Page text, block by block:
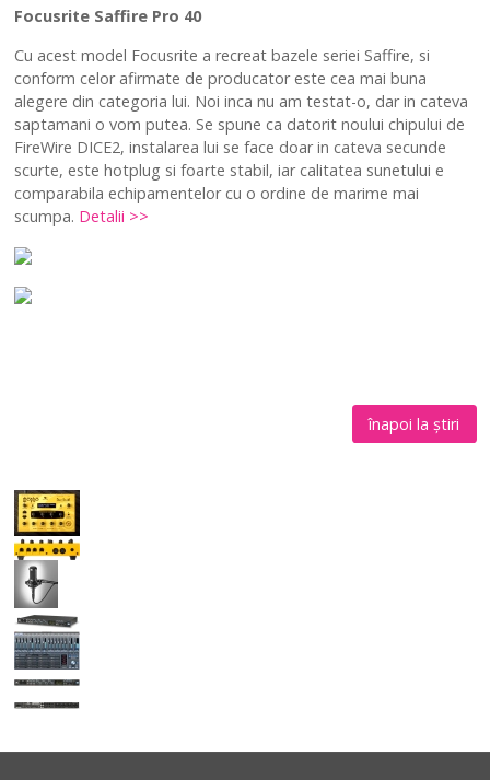
Focusrite Saffire Pro 40
Cu acest model Focusrite a recreat bazele seriei Saffire, si
conform celor afirmate de producator este cea mai buna
alegere din categoria lui. Noi inca nu am testat-o, dar in cateva
saptamani o vom putea. Se spune ca datorit noului chipului de
FireWire DICE2, instalarea lui se face doar in cateva secunde
scurte, este hotplug si foarte stabil, iar calitatea sunetului e
comparabila echipamentelor cu o ordine de marime mai
scumpa. Detalii >>
înapoi la știri